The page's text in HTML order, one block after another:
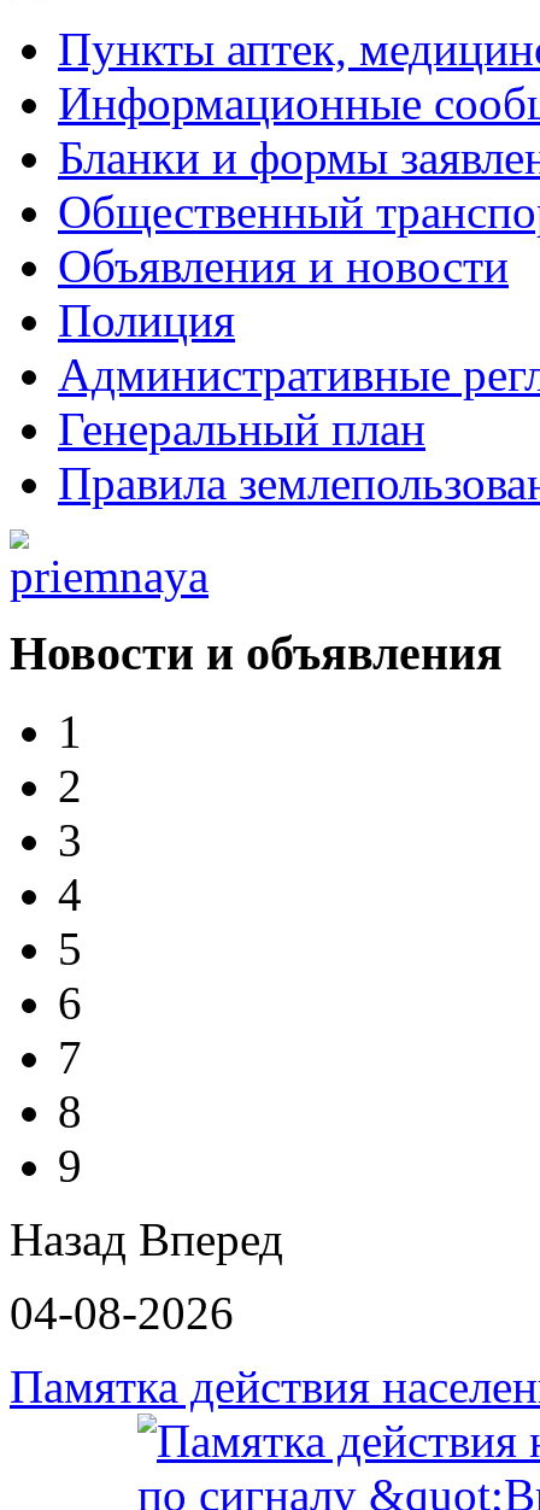
Пункты аптек,
Информационные
Бланки и формы
Общественный
Объявления и новости
Полиция
Административные
Генеральный план
Правила
Новости и объявления
1
2
3
4
5
6
7
8
9
Назад Вперед
04-08-2026
Памятка действия